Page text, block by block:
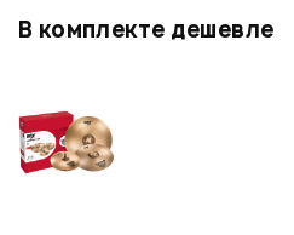
В комплекте дешевле